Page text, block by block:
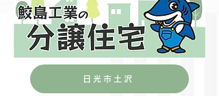
日光市土沢